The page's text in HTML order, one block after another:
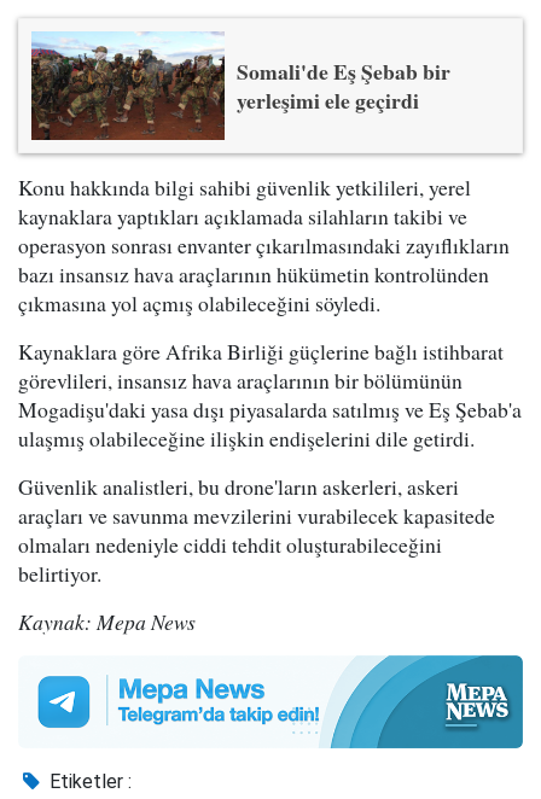
Somali'de Eş Şebab bir
yerleşimi ele geçirdi
Konu hakkında bilgi sahibi güvenlik yetkilileri, yerel
kaynaklara yaptıkları açıklamada silahların takibi ve
operasyon sonrası envanter çıkarılmasındaki zayıflıkların
bazı insansız hava araçlarının hükümetin kontrolünden
çıkmasına yol açmış olabileceğini söyledi.
Kaynaklara göre Afrika Birliği güçlerine bağlı istihbarat
görevlileri, insansız hava araçlarının bir bölümünün
Mogadişu'daki yasa dışı piyasalarda satılmış ve Eş Şebab'a
ulaşmış olabileceğine ilişkin endişelerini dile getirdi.
Güvenlik analistleri, bu drone'ların askerleri, askeri
araçları ve savunma mevzilerini vurabilecek kapasitede
olmaları nedeniyle ciddi tehdit oluşturabileceğini
belirtiyor.
Kaynak: Mepa News
Etiketler :